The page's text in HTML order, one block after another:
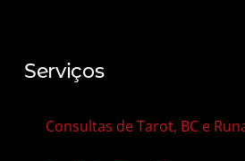
Serviços
Consultas de Tarot, BC e